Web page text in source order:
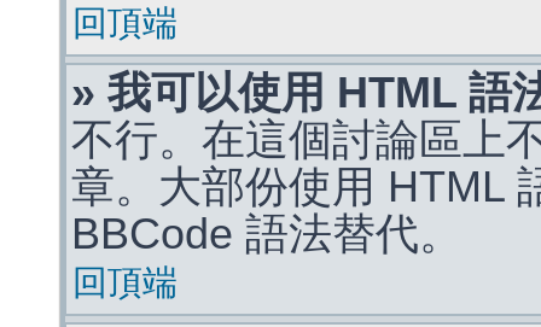
回頂端
» 我可以使用 HTML 語
不行。在這個討論區上
章。大部份使用 HTML
BBCode 語法替代。
回頂端